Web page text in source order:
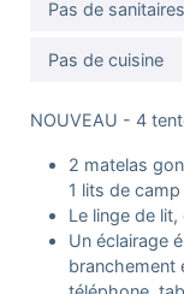
Pas de
Pas de cuisine
NOUVEAU - 4
2 matelas
1 lits de
Le linge de
Un éclairage
branchement